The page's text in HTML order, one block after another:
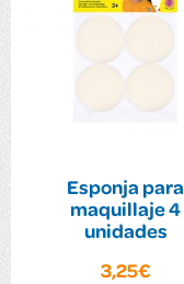
Esponja para
maquillaje 4
unidades
3,25€